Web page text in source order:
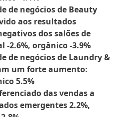
de negócios de Beauty
aos resultados
dos salões de
2.6%, orgânico -3.9%
de negócios de Laundry &
um forte aumento:
5.5%
das vendas a
emergentes 2.2%,